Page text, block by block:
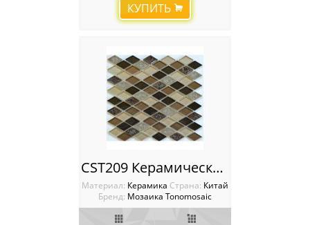
КУПИТЬ
CST209 Керамическая мозаика Tonomosaic
Материал: Керамика Cтрана: Китай
Бренд: Мозаика Tonomosaic